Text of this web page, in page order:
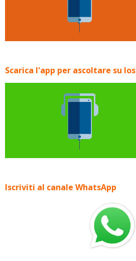
Scarica l'app per ascoltare su Ios
Iscriviti al canale WhatsApp